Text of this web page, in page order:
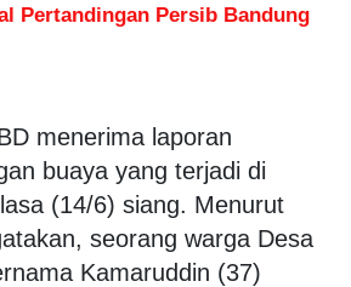
Pertandingan Persib Bandung
menerima laporan
buaya yang terjadi di
(14/6) siang. Menurut
seorang warga Desa
Kamaruddin (37)